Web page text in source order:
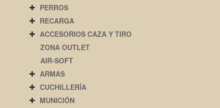
PERROS
RECARGA
ACCESORIOS CAZA Y TIRO
ZONA OUTLET
AIR-SOFT
ARMAS
CUCHILLERÍA
MUNICIÓN